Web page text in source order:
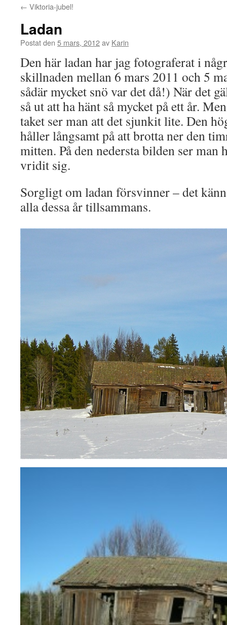
← Viktoria-jubel!
Ladan
Postat den 5 mars, 2012av Karin
Den här ladan har jag fotograferat i
skillnaden mellan 6 mars 2011 och 5
sådär mycket snö var det då!) När det
så ut att ha hänt så mycket på ett år.
taket ser man att det sjunkit lite. Den
håller långsamt på att brotta ner den
mitten. På den nedersta bilden ser man
vridit sig.
Sorgligt om ladan försvinner – det
alla dessa år tillsammans.